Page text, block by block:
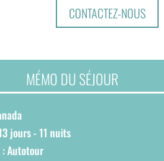
CONTACTEZ-NOUS
MÉMO DU SÉJOUR
jours - 11 nuits
: Autotour